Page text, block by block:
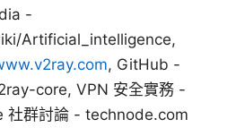
-
Artificial_intelligence,
, GitHub -
core, VPN 安全實務 -
社群討論 - technode.com